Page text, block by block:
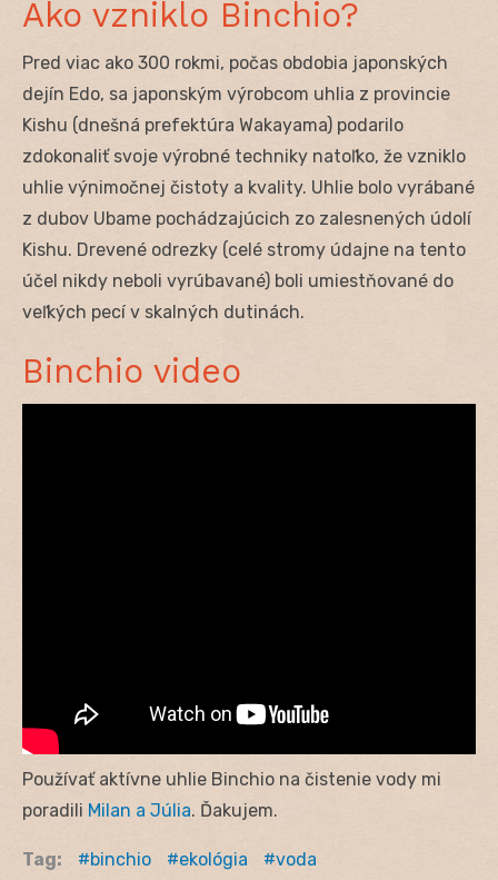
Ako vzniklo Binchio?
Pred viac ako 300 rokmi, počas obdobia japonských
dejín Edo, sa japonským výrobcom uhlia z provincie
Kishu (dnešná prefektúra Wakayama) podarilo
zdokonaliť svoje výrobné techniky natoľko, že vzniklo
uhlie výnimočnej čistoty a kvality. Uhlie bolo vyrábané
z dubov Ubame pochádzajúcich zo zalesnených údolí
Kishu. Drevené odrezky (celé stromy údajne na tento
účel nikdy neboli vyrúbavané) boli umiestňované do
veľkých pecí v skalných dutinách.
Binchio video
Používať aktívne uhlie Binchio na čistenie vody mi
poradili Milan a Júlia. Ďakujem.
Tag: binchio ekológia voda